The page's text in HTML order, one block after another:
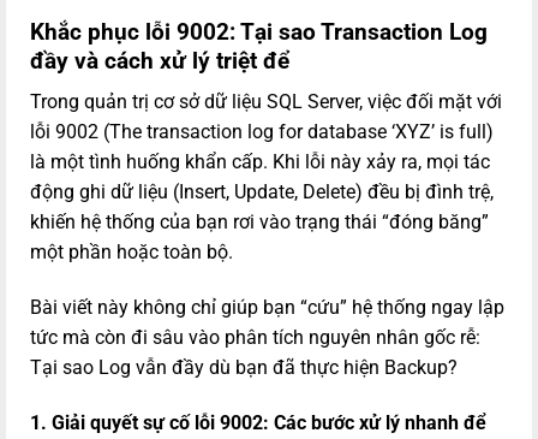
Khắc phục lỗi 9002: Tại sao Transaction Log
đầy và cách xử lý triệt để
Trong quản trị cơ sở dữ liệu SQL Server, việc đối mặt với
lỗi 9002 (The transaction log for database ‘XYZ’ is full)
là một tình huống khẩn cấp. Khi lỗi này xảy ra, mọi tác
động ghi dữ liệu (Insert, Update, Delete) đều bị đình trệ,
khiến hệ thống của bạn rơi vào trạng thái “đóng băng”
một phần hoặc toàn bộ.
Bài viết này không chỉ giúp bạn “cứu” hệ thống ngay lập
tức mà còn đi sâu vào phân tích nguyên nhân gốc rễ:
Tại sao Log vẫn đầy dù bạn đã thực hiện Backup?
1. Giải quyết sự cố lỗi 9002: Các bước xử lý nhanh để